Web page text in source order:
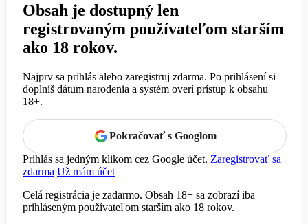
Obsah je dostupný len
registrovaným používateľom starším
ako 18 rokov.
Najprv sa prihlás alebo zaregistruj zdarma. Po prihlásení si
doplníš dátum narodenia a systém overí prístup k obsahu
18+.
Pokračovať s Googlom
Prihlás sa jedným klikom cez Google účet. Zaregistrovať sa
zdarma Už mám účet
Celá registrácia je zadarmo. Obsah 18+ sa zobrazí iba
prihláseným používateľom starším ako 18 rokov.